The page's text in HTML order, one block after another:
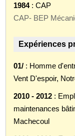
1984: CAP
CAP- BEP
Expériences
01/ : Homme
Vent D'espoir,
2010 - 2012 :
maintenances
Machecoul